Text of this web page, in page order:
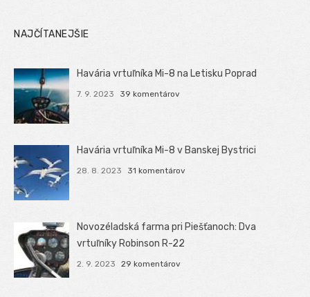
NAJČÍTANEJŠIE
Havária vrtuľníka Mi-8 na Letisku Poprad
7. 9. 2023 39 komentárov
Havária vrtuľníka Mi-8 v Banskej Bystrici
28. 8. 2023 31 komentárov
Novozéladská farma pri Piešťanoch: Dva
vrtuľníky Robinson R-22
2. 9. 2023 29 komentárov